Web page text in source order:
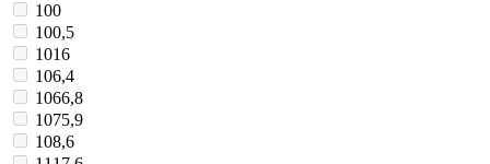
100
100,5
1016
106,4
1066,8
1075,9
108,6